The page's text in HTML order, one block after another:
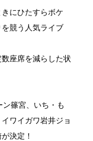
にひたすらボケ
競う人気ライブ
座席を減らした状
篠宮、いち・も
ワイガワ岩井ジョ
決定！